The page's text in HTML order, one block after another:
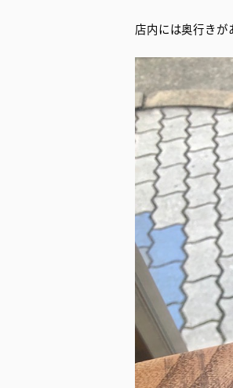
店内には奥行きが